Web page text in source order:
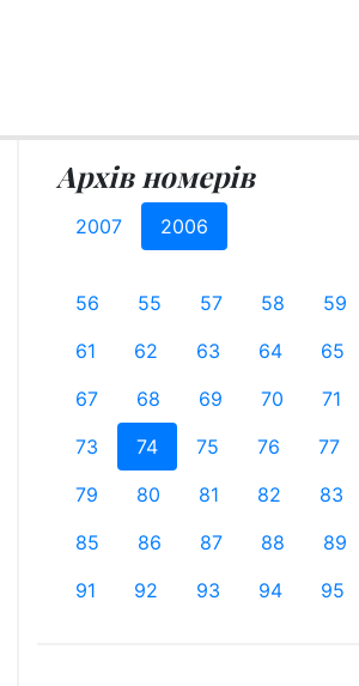
Архів номерів
2007 2006
56 55 57 58 59
61
62 63 64 65
67
68 69 70 71
73
74 75 76 77
79
80 81 82 83
85
86 87 88 89
91
92 93 94 95